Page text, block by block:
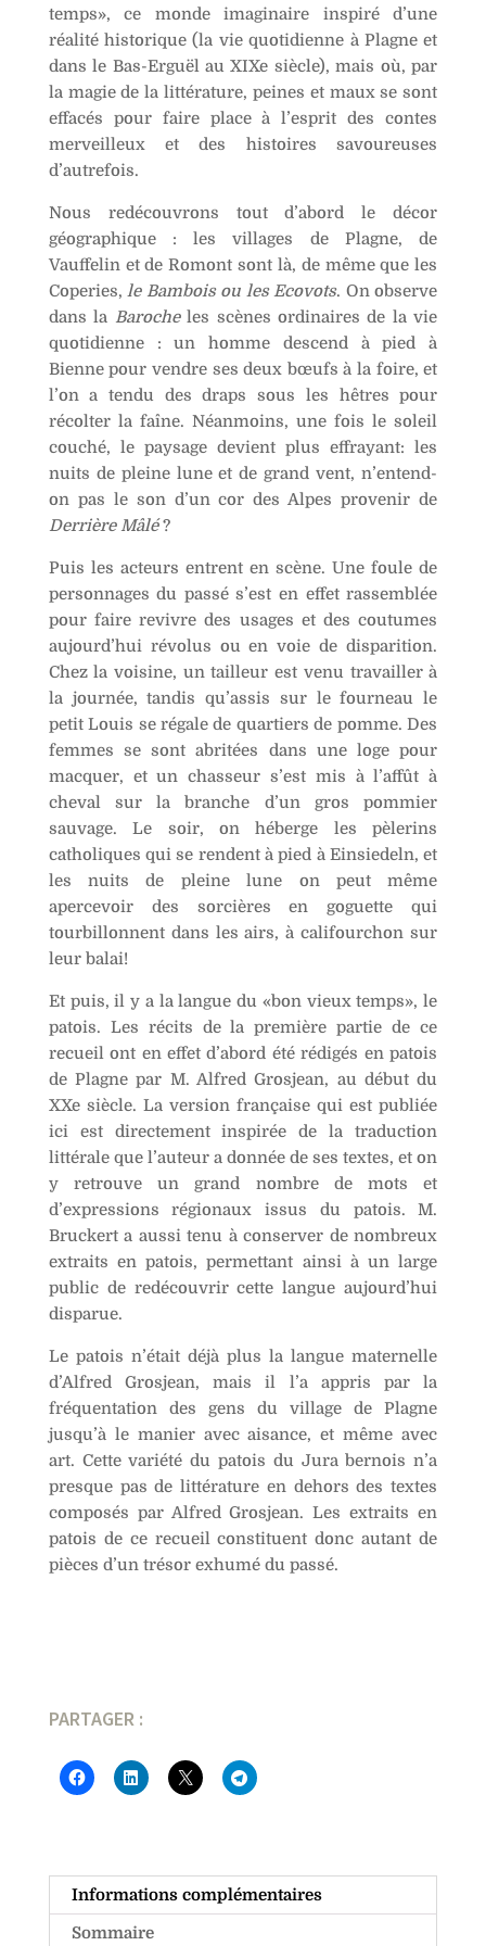
:
temps», ce monde imaginaire inspiré d’une
réalité historique (la vie quotidienne à Plagne et
dans le Bas-Erguël au XIXe siècle), mais où, par
la magie de la littérature, peines et maux se sont
effacés pour faire place à l’esprit des contes
merveilleux et des histoires savoureuses
d’autrefois.
Nous redécouvrons tout d’abord le décor
géographique : les villages de Plagne, de
Vauffelin et de Romont sont là, de même que les
Coperies,le Bambois ou les Ecovots. On observe
dans la Barocheles scènes ordinaires de la vie
quotidienne : un homme descend à pied à
Bienne pour vendre ses deux bœufs à la foire, et
l’on a tendu des draps sous les hêtres pour
récolter la faîne. Néanmoins, une fois le soleil
couché, le paysage devient plus effrayant: les
nuits de pleine lune et de grand vent, n’entend-
on pas le son d’un cor des Alpes provenir de
Derrière Mâlé?
Puis les acteurs entrent en scène. Une foule de
personnages du passé s’est en effet rassemblée
pour faire revivre des usages et des coutumes
aujourd’hui révolus ou en voie de disparition.
Chez la voisine, un tailleur est venu travailler à
la journée, tandis qu’assis sur le fourneau le
petit Louis se régale de quartiers de pomme. Des
femmes se sont abritées dans une loge pour
macquer, et un chasseur s’est mis à l’affût à
cheval sur la branche d’un gros pommier
sauvage. Le soir, on héberge les pèlerins
catholiques qui se rendent à pied à Einsiedeln, et
les nuits de pleine lune on peut même
apercevoir des sorcières en goguette qui
tourbillonnent dans les airs, à califourchon sur
leur balai!
Et puis, il y a la langue du «bon vieux temps», le
patois. Les récits de la première partie de ce
recueil ont en effet d’abord été rédigés en patois
de Plagne par M. Alfred Grosjean, au début du
XXe siècle. La version française qui est publiée
ici est directement inspirée de la traduction
littérale que l’auteur a donnée de ses textes, et on
y retrouve un grand nombre de mots et
d’expressions régionaux issus du patois. M.
Bruckert a aussi tenu à conserver de nombreux
extraits en patois, permettant ainsi à un large
public de redécouvrir cette langue aujourd’hui
disparue.
Le patois n’était déjà plus la langue maternelle
d’Alfred Grosjean, mais il l’a appris par la
fréquentation des gens du village de Plagne
jusqu’à le manier avec aisance, et même avec
art. Cette variété du patois du Jura bernois n’a
presque pas de littérature en dehors des textes
composés par Alfred Grosjean. Les extraits en
patois de ce recueil constituent donc autant de
pièces d’un trésor exhumé du passé.
PARTAGER :
Informations complémentaires
Sommaire